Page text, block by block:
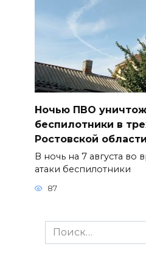
Ночью ПВО
беспилотники в
Ростовской области
В ночь на 7 августа во
атаки беспилотники
87
Search
for: